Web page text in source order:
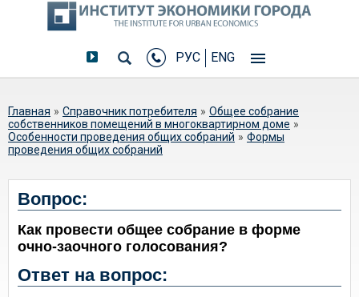
РУС ENG
Вы здесь
Главная » Справочник потребителя » Общее собрание
собственников помещений в многоквартирном доме »
Особенности проведения общих собраний » Формы
проведения общих собраний
Как провести общее собрание в
форме очно-заочного голосования?
Вопрос:
Как провести общее собрание в форме
очно-заочного голосования?
Ответ на вопрос: